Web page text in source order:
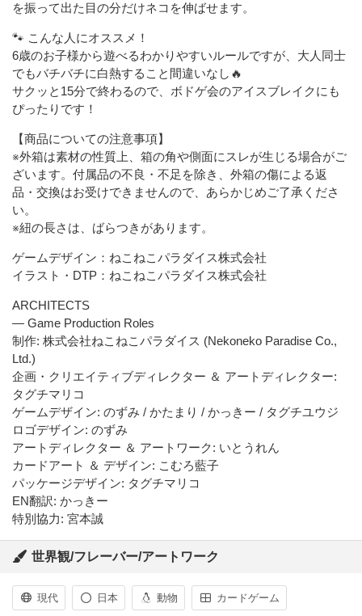
を振って出た目の分だけネコを伸ばせます。
🐾 こんな人にオススメ！
6歳のお子様から遊べるわかりやすいルールですが、大人同士
でもバチバチに白熱すること間違いなし🔥
サクッと15分で終わるので、ボドゲ会のアイスブレイクにも
ぴったりです！
【商品についての注意事項】
※外箱は素材の性質上、箱の角や側面にスレが生じる場合がご
ざいます。付属品の不良・不足を除き、外箱の傷による返
品・交換はお受けできませんので、あらかじめご了承くださ
い。
※紐の長さは、ばらつきがあります。
ゲームデザイン：ねこねこパラダイス株式会社
イラスト・DTP：ねこねこパラダイス株式会社
ARCHITECTS
— Game Production Roles
制作: 株式会社ねこねこパラダイス (Nekoneko Paradise Co.,
Ltd.)
企画・クリエイティブディレクター ＆ アートディレクター:
タグチマリコ
ゲームデザイン: のずみ / かたまり / かっきー / タグチユウジ
ロゴデザイン: のずみ
アートディレクター ＆ アートワーク: いとうれん
カードアート ＆ デザイン: こむろ藍子
パッケージデザイン: タグチマリコ
EN翻訳: かっきー
特別協力: 宮本誠
世界観/フレーバー/アートワーク
現代 日本 動物 カードゲーム